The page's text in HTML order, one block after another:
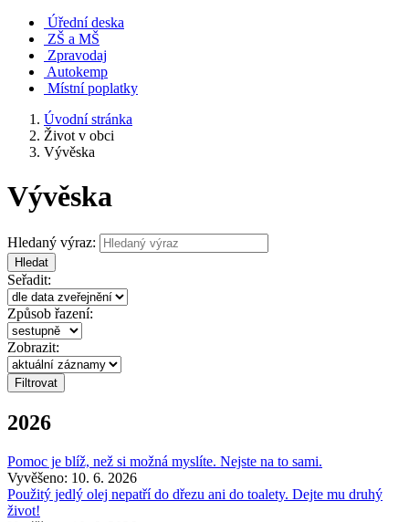
Úřední deska
ZŠ a MŠ
Zpravodaj
Autokemp
Místní poplatky
Úvodní stránka
Život v obci
Vývěska
Vývěska
Hledaný výraz:
Hledat
Seřadit:
Způsob řazení:
Zobrazit:
2026
Pomoc je blíž, než si možná myslíte. Nejste na to sami.
Vyvěšeno: 10. 6. 2026
Použitý jedlý olej nepatří do dřezu ani do toalety. Dejte mu druhý
život!